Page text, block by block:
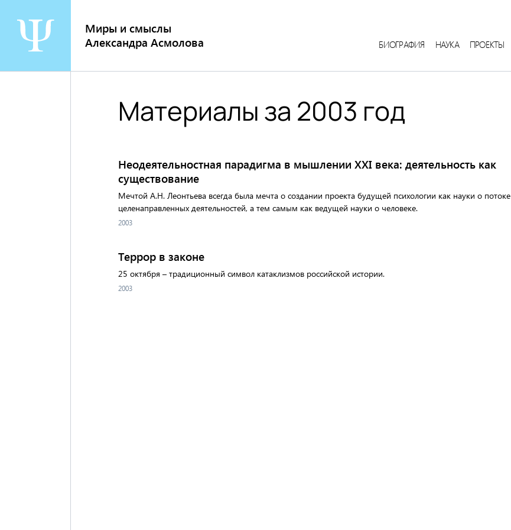
содержанию
Миры и смыслы
Александра Асмолова
БИОГРАФИЯ НАУКА ПРОЕКТЫ
Материалы за 2003 год
Неодеятельностная парадигма в мышлении XXI века: деятельность как
существование
Мечтой А.Н. Леонтьева всегда была мечта о создании проекта будущей психологии как науки о потоке
целенаправленных деятельностей, а тем самым как ведущей науки о человеке.
2003
Террор в законе
25 октября – традиционный символ катаклизмов российской истории.
2003